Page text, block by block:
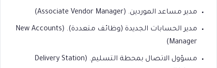
مدير مساعد الموردين. (Associate Vendor Manager)
مدير الحسابات الجديدة (وظائف متعددة). (New Accounts
Manager)
مسؤول الاتصال بمحطة التسليم. (Delivery Station